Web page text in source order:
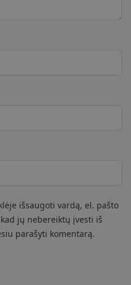
išsaugoti vardą, el. pašto
jų nebereiktų įvesti iš
parašyti komentarą.